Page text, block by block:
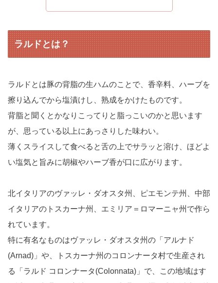
ラルドとは？
ラルドとは豚の背脂の生ハムのことで、香辛料、ハーブを
擦り込んでから塩漬けし、熟成をかけたものです。
背脂と聞くとかなりこってりと脂っこいのかと思います
が、思っている以上にあっさりした味わい。
薄くスライスして食べると舌の上でサラッと溶け、ほどよ
い塩気と旨みに胡椒やハーブ香が口に広がります。
北イタリアのヴァッレ・ダオスタ州、ピエモンテ州、中部
イタリアのトスカーナ州、エミリア＝ロマーニャ州で作ら
れています。
特に有名なものはヴァッレ・ダオスタ州の「アルナド
(Arnad)」や、トスカーナ州のコロンナータ村で生産され
る「ラルド コロンナータ(Colonnata)」で、この地域はす